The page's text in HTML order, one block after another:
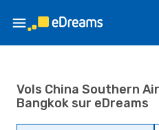
Vols China Southern
Bangkok sur eDreams